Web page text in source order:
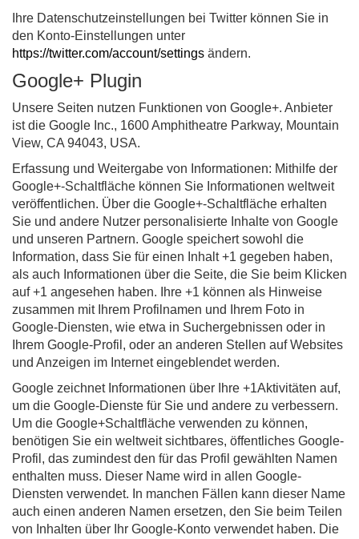
Ihre Datenschutzeinstellungen bei Twitter können Sie in
den Konto-Einstellungen unter
https://twitter.com/account/settings ändern.
Google+ Plugin
Unsere Seiten nutzen Funktionen von Google+. Anbieter
ist die Google Inc., 1600 Amphitheatre Parkway, Mountain
View, CA 94043, USA.
Erfassung und Weitergabe von Informationen: Mithilfe der
Google+-Schaltfläche können Sie Informationen weltweit
veröffentlichen. Über die Google+-Schaltfläche erhalten
Sie und andere Nutzer personalisierte Inhalte von Google
und unseren Partnern. Google speichert sowohl die
Information, dass Sie für einen Inhalt +1 gegeben haben,
als auch Informationen über die Seite, die Sie beim Klicken
auf +1 angesehen haben. Ihre +1 können als Hinweise
zusammen mit Ihrem Profilnamen und Ihrem Foto in
Google-Diensten, wie etwa in Suchergebnissen oder in
Ihrem Google-Profil, oder an anderen Stellen auf Websites
und Anzeigen im Internet eingeblendet werden.
Google zeichnet Informationen über Ihre +1Aktivitäten auf,
um die Google-Dienste für Sie und andere zu verbessern.
Um die Google+Schaltfläche verwenden zu können,
benötigen Sie ein weltweit sichtbares, öffentliches Google-
Profil, das zumindest den für das Profil gewählten Namen
enthalten muss. Dieser Name wird in allen Google-
Diensten verwendet. In manchen Fällen kann dieser Name
auch einen anderen Namen ersetzen, den Sie beim Teilen
von Inhalten über Ihr Google-Konto verwendet haben. Die